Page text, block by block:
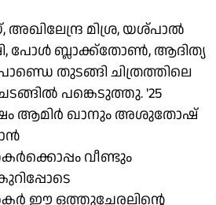
മിശ്ര, യശ്പാല്‍
പോള്‍ ബ്ലാക്ക്‌തോണ്‍, ആദിത്യ
തുടങ്ങി ചിത്രത്തിലെ
പങ്കെടുത്തു. '25
ആമിര്‍ ഖാനും അശുതോഷ്
വീണ്ടും
ഈ ഒത്തുചേരലിന്റെ